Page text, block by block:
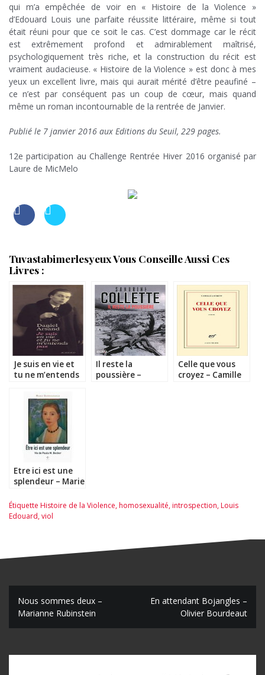
qui m’a empêchée de voir en « Histoire de la Violence »
d’Edouard Louis une parfaite réussite littéraire, même si tout
était réuni pour que ce soit le cas. C’est dommage car le récit
est extrêmement profond et admirablement maîtrisé,
psychologiquement très riche, et la construction du récit est
vraiment audacieuse. « Histoire de la Violence » est donc à mes
yeux un excellent livre, mais qui aurait mérité d’être peaufiné –
ce n’est par conséquent pas un coup de cœur, mais quand
même un roman incontournable de la rentrée de Janvier.
Publié le 7 janvier 2016 aux Editions du Seuil, 229 pages.
12e participation au Challenge Rentrée Hiver 2016 organisé par
Laure de MicMelo
Tuvastabimerlesyeux Vous Conseille Aussi Ces
Livres :
Je suis en vie et
tu ne m’entends
Arsand
Il reste la
poussière –
Celle que vous
croyez – Camille
Etre ici est une
splendeur – Marie
Étiquette Histoire de la Violence,homosexualité,introspection,Louis
Edouard,viol
N
a
Nous sommes deux –
Marianne Rubinstein
En attendant Bojangles –
Olivier Bourdeaut